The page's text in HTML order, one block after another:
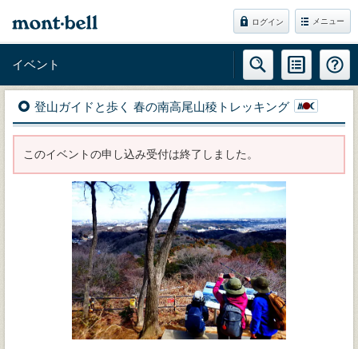
ログイン メニュー
イベント
登山ガイドと歩く 春の南高尾山稜トレッキング
このイベントの申し込み受付は終了しました。